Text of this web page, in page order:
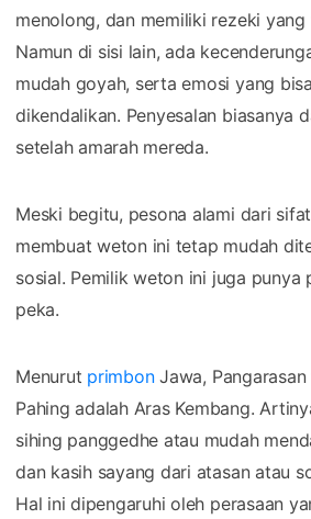
menolong, dan memiliki rezeki
Namun di sisi lain, ada
mudah goyah, serta emosi yang
dikendalikan. Penyesalan biasanya
setelah amarah mereda.
Meski begitu, pesona alami dari
membuat weton ini tetap mudah
sosial. Pemilik weton ini juga punya
peka.
Menurut primbonJawa, Pangarasan
Pahing adalah Aras Kembang.
sihing panggedhe atau mudah
dan kasih sayang dari atasan atau
Hal ini dipengaruhi oleh perasaan